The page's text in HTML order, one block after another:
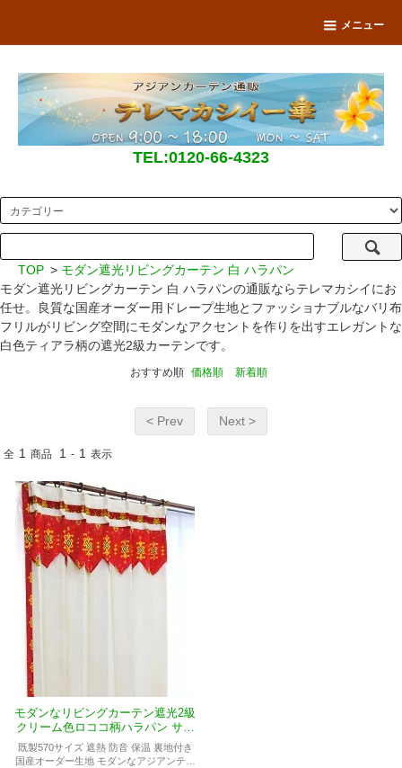
メニュー
TEL:0120-66-4323
TOP > モダン遮光リビングカーテン 白 ハラパン
モダン遮光リビングカーテン 白 ハラパンの通販ならテレマカシイにお
任せ。良質な国産オーダー用ドレープ生地とファッショナブルなバリ布
フリルがリビング空間にモダンなアクセントを作りを出すエレガントな
白色ティアラ柄の遮光2級カーテンです。
おすすめ順 価格順 新着順
< Prev Next >
全 1 商品 1 - 1 表示
モダンなリビングカーテン遮光2級
クリーム色ロココ柄ハラパン サク
セス
既製570サイズ 遮熱 防音 保温 裏地付き
国産オーダー生地 モダンなアジアンテイ